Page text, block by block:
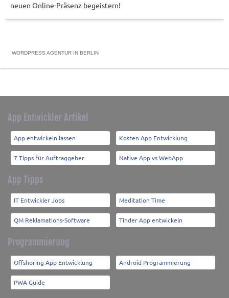
neuen Online-Präsenz begeistern!
WORDPRESS AGENTUR IN BERLIN
App Entwickler Artikel
App entwickeln lassen Kosten App Entwicklung
7 Tipps für Auftraggeber Native App vs WebApp
App Tipps
IT Entwickler Jobs Meditation Time
QM Reklamations-Software Tinder App entwickeln
Programmierung
Offshoring App Entwicklung Android Programmierung
PWA Guide